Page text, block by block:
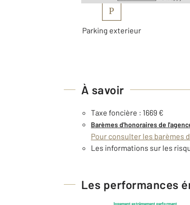
P
Parking exterieur
À savoir
Taxe foncière : 1669 €
Barèmes d'honoraires de
Pour consulter les barèmes
Les informations sur les
Les performances
logement extrêmement performant